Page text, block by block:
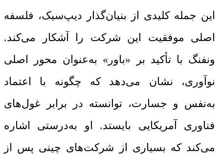
این جمله کلیدی از بنیان‌گذار دیپ‌سیک، فلسفه
اصلی موفقیت این شرکت را آشکار می‌کند.
ونفنگ با تأکید بر «باور» به‌عنوان محور اصلی
نوآوری، نشان می‌دهد که چگونه با اعتماد
به‌نفس و جسارت، توانسته در برابر غول‌های
فناوری آمریکایی بایستد. او به‌درستی اشاره
می‌کند که بسیاری از شرکت‌های چینی پس از